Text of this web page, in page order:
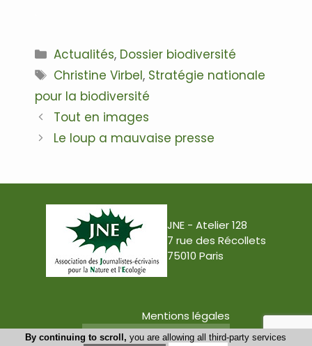
Catégories
Actualités, Dossier biodiversité
Étiquettes
Christine Virbel, Stratégie nationale
pour la biodiversité
Navigation
des
Tout en images
Le loup a mauvaise presse
JNE - Atelier 128
7 rue des Récollets
75010 Paris
Mentions légales
Conception : Tabula Rasa
By continuing to scroll, you are allowing all third-party services